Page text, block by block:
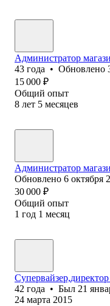
Администратор
43 года • Обновлено
15 000 ₽
Общий опыт
8 лет 5 месяцев
Администратор
Обновлено 6 октября
30 000 ₽
Общий опыт
1 год 1 месяц
42 года • Был 21
24 марта 2015